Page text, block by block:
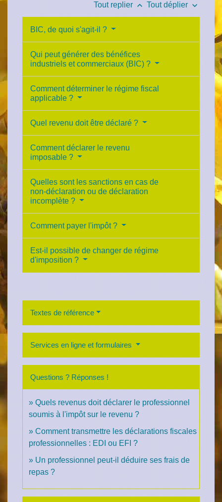
Tout replier keyboard_arrow_up Tout déplier keyboard_arrow_down
BIC, de quoi s'agit-il ?
Qui peut générer des bénéfices
industriels et commerciaux (BIC) ?
Comment déterminer le régime fiscal
applicable ?
Quel revenu doit être déclaré ?
Comment déclarer le revenu
imposable ?
Quelles sont les sanctions en cas de
non-déclaration ou de déclaration
incomplète ?
Comment payer l'impôt ?
Est-il possible de changer de régime
d'imposition ?
Textes de référence
Services en ligne et formulaires
Questions ? Réponses !
Quels revenus doit déclarer le professionnel
soumis à l'impôt sur le revenu ?
Comment transmettre les déclarations fiscales
professionnelles : EDI ou EFI ?
Un professionnel peut-il déduire ses frais de
repas ?